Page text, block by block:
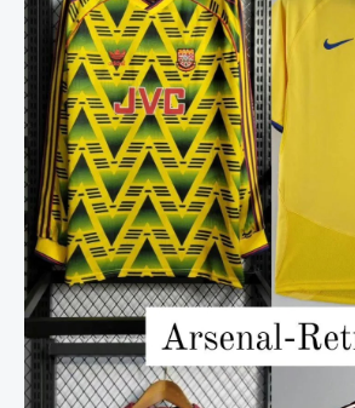
на
дресови
количина